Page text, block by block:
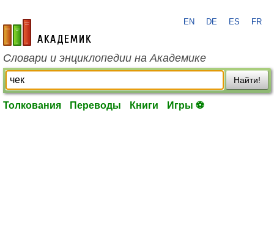
academic.ru
EN DE ES FR
Словари и энциклопедии на Академике
Найти!
Толкования Переводы Книги Игры ⚽